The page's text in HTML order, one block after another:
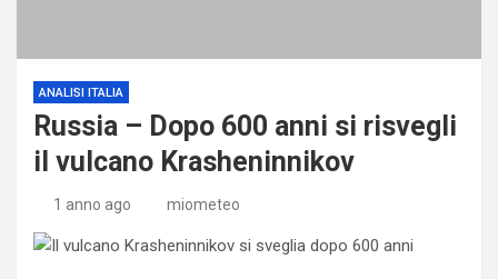
ANALISI ITALIA
Russia – Dopo 600 anni si risvegli
il vulcano Krasheninnikov
1 anno ago miometeo